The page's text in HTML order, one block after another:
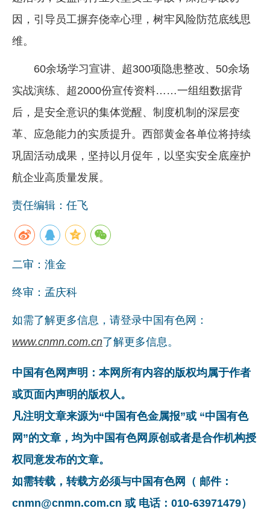
因，引导员工摒弃侥幸心理，树牢风险防范底线思
维。
60余场学习宣讲、超300项隐患整改、50余场
实战演练、超2000份宣传资料……一组组数据背
后，是安全意识的集体觉醒、制度机制的深层变
革、应急能力的实质提升。西部黄金各单位将持续
巩固活动成果，坚持以月促年，以坚实安全底座护
航企业高质量发展。
责任编辑：任飞
二审：淮金
终审：孟庆科
如需了解更多信息，请登录中国有色网：
www.cnmn.com.cn了解更多信息。
中国有色网声明：本网所有内容的版权均属于作者
或页面内声明的版权人。
凡注明文章来源为“中国有色金属报”或 “中国有色
网”的文章，均为中国有色网原创或者是合作机构授
权同意发布的文章。
如需转载，转载方必须与中国有色网（ 邮件：
cnmn@cnmn.com.cn 或 电话：010-63971479）